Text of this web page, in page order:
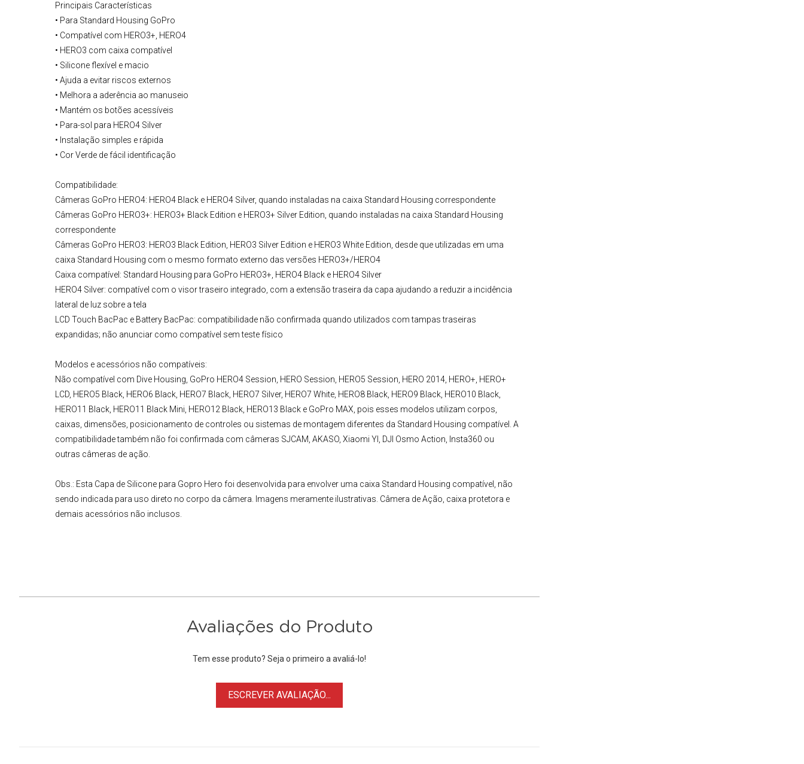
Principais Características
• Para Standard Housing GoPro
• Compatível com HERO3+, HERO4
• HERO3 com caixa compatível
• Silicone flexível e macio
• Ajuda a evitar riscos externos
• Melhora a aderência ao manuseio
• Mantém os botões acessíveis
• Para-sol para HERO4 Silver
• Instalação simples e rápida
• Cor Verde de fácil identificação
Compatibilidade:
Câmeras GoPro HERO4: HERO4 Black e HERO4 Silver, quando instaladas na caixa Standard Housing correspondente
Câmeras GoPro HERO3+: HERO3+ Black Edition e HERO3+ Silver Edition, quando instaladas na caixa Standard Housing
correspondente
Câmeras GoPro HERO3: HERO3 Black Edition, HERO3 Silver Edition e HERO3 White Edition, desde que utilizadas em uma
caixa Standard Housing com o mesmo formato externo das versões HERO3+/HERO4
Caixa compatível: Standard Housing para GoPro HERO3+, HERO4 Black e HERO4 Silver
HERO4 Silver: compatível com o visor traseiro integrado, com a extensão traseira da capa ajudando a reduzir a incidência
lateral de luz sobre a tela
LCD Touch BacPac e Battery BacPac: compatibilidade não confirmada quando utilizados com tampas traseiras
expandidas; não anunciar como compatível sem teste físico
Modelos e acessórios não compatíveis:
Não compatível com Dive Housing, GoPro HERO4 Session, HERO Session, HERO5 Session, HERO 2014, HERO+, HERO+
LCD, HERO5 Black, HERO6 Black, HERO7 Black, HERO7 Silver, HERO7 White, HERO8 Black, HERO9 Black, HERO10 Black,
HERO11 Black, HERO11 Black Mini, HERO12 Black, HERO13 Black e GoPro MAX, pois esses modelos utilizam corpos,
caixas, dimensões, posicionamento de controles ou sistemas de montagem diferentes da Standard Housing compatível. A
compatibilidade também não foi confirmada com câmeras SJCAM, AKASO, Xiaomi YI, DJI Osmo Action, Insta360 ou
outras câmeras de ação.
Obs.: Esta Capa de Silicone para Gopro Hero foi desenvolvida para envolver uma caixa Standard Housing compatível, não
sendo indicada para uso direto no corpo da câmera. Imagens meramente ilustrativas. Câmera de Ação, caixa protetora e
demais acessórios não inclusos.
Avaliações do Produto
Tem esse produto? Seja o primeiro a avaliá-lo!
ESCREVER AVALIAÇÃO...